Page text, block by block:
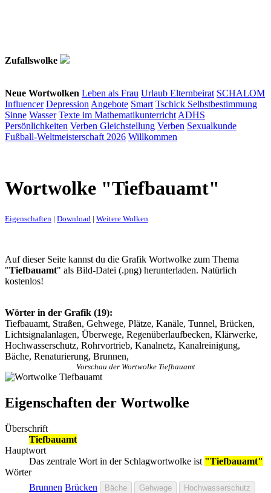
Zufallswolke
Neue Wortwolken Leben als Frau Urlaub Elternbeirat SCHALOM
Influencer Depression Angebote Smart Tschick Selbstbestimmung
Sinne Wasser Texte im Mathematikunterricht ADHS
Persönlichkeiten Verben Gleichstellung Verben Sexualkunde
Fußball-Weltmeisterschaft 2026 Willkommen
Wortwolke "Tiefbauamt"
Eigenschaften | Download | Weitere Wolken
Auf dieser Seite kannst du die Grafik Wortwolke zum Thema
"Tiefbauamt" als Bild-Datei (.png) herunterladen. Natürlich
kostenlos!
Wörter in der Grafik (19):
Tiefbauamt, Straßen, Gehwege, Plätze, Kanäle, Tunnel, Brücken,
Lichtsignalanlagen, Überwege, Regenüberlaufbecken, Klärwerke,
Hochwasserschutz, Rohrvortrieb, Kanalnetz, Kanalreinigung,
Bäche, Renaturierung, Brunnen,
Vorschau der Wortwolke Tiefbauamt
Eigenschaften der Wortwolke
Überschrift
Tiefbauamt
Hauptwort
Das zentrale Wort in der Schlagwortwolke ist "Tiefbauamt"
Wörter
Brunnen Brücken Bäche Gehwege Hochwasserschutz